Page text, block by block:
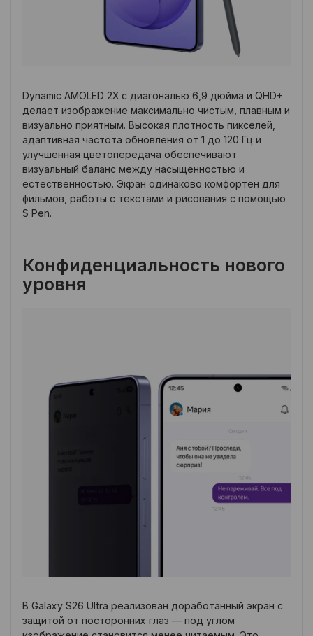
Dynamic AMOLED 2X с диагональю 6,9 дюйма и QHD+
делает изображение максимально чистым, плавным и
визуально приятным. Высокая плотность пикселей,
адаптивная частота обновления от 1 до 120 Гц и
улучшенная цветопередача обеспечивают
визуальный баланс между насыщенностью и
естественностью. Экран одинаково комфортен для
фильмов, работы с текстами и рисования с помощью
S Pen.
Конфиденциальность нового
уровня
В Galaxy S26 Ultra реализован доработанный экран с
защитой от посторонних глаз — под углом